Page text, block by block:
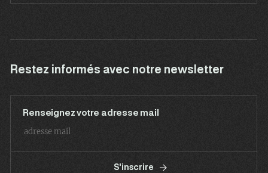
Restez informés avec notre newsletter
Renseignez votre adresse mail
S'inscrire